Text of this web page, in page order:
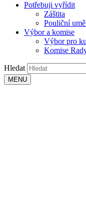
Potřebuji vyřídit
Záštita
Pouliční
Výbor a komise
Výbor pro
Komise
Hledat
MENU